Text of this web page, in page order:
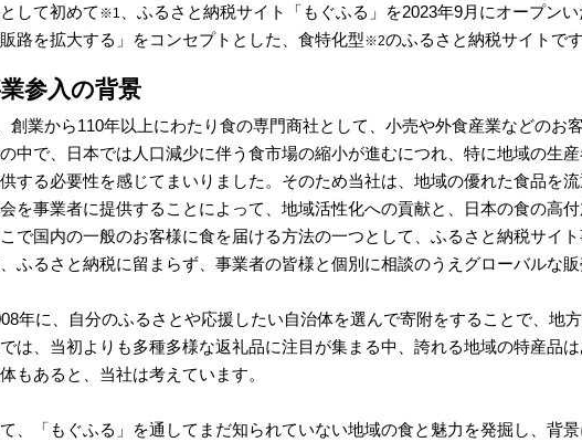
して初めて ※1
、ふるさと納税サイト「もぐふる」を2023年9月にオープン
路を拡大する」をコンセプトとした、食特化型※2のふるさと納税サイトです
参入の背景
創業から110年以上にわたり食の専門商社として、小売や外食産業などのお
中で、日本では人口減少に伴う食市場の縮小が進むにつれ、特に地域の生
する必要性を感じてまいりました。そのため当社は、地域の優れた食品を
を事業者に提供することによって、地域活性化への貢献と、日本の食の高
で国内の一般のお客様に食を届ける方法の一つとして、ふるさと納税サイ
ふるさと納税に留まらず、事業者の皆様と個別に相談のうえグローバルな
年に、自分のふるさとや応援したい自治体を選んで寄附をすることで、地
は、当初よりも多種多様な返礼品に注目が集まる中、誇れる地域の特産品
もあると、当社は考えています。
、「もぐふる」を通してまだ知られていない地域の食と魅力を発掘し、背